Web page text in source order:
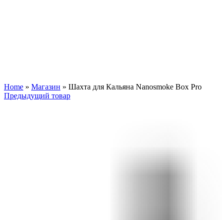
Home » Магазин » Шахта для Кальяна Nanosmoke Box Pro
Предыдущий товар